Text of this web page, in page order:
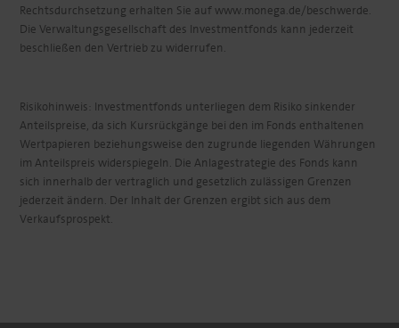
Rechtsdurchsetzung erhalten Sie auf www.monega.de/beschwerde.
Die Verwaltungsgesellschaft des Investmentfonds kann jederzeit
beschließen den Vertrieb zu widerrufen.
Risikohinweis: Investmentfonds unterliegen dem Risiko sinkender
Anteilspreise, da sich Kursrückgänge bei den im Fonds enthaltenen
Wertpapieren beziehungsweise den zugrunde liegenden Währungen
im Anteilspreis widerspiegeln. Die Anlagestrategie des Fonds kann
sich innerhalb der vertraglich und gesetzlich zulässigen Grenzen
jederzeit ändern. Der Inhalt der Grenzen ergibt sich aus dem
Verkaufsprospekt.